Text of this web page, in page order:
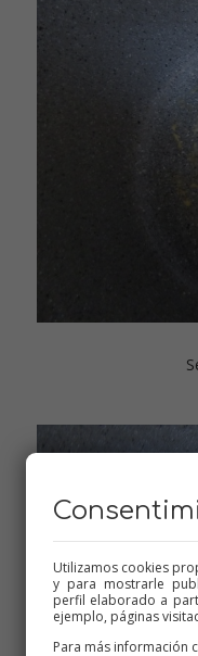
Utilizamos cookies
y para mostrarle
perfil elaborado a
ejemplo, páginas
Para más información